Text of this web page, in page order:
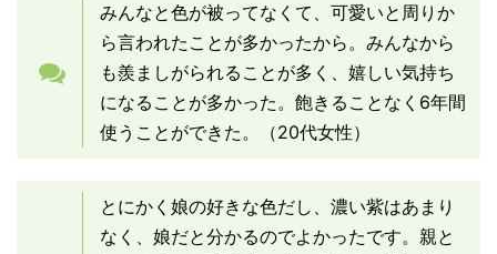
みんなと色が被ってなくて、可愛いと周りか
ら言われたことが多かったから。みんなから
も羨ましがられることが多く、嬉しい気持ち
になることが多かった。飽きることなく6年間
使うことができた。（20代女性）
とにかく娘の好きな色だし、濃い紫はあまり
なく、娘だと分かるのでよかったです。親と